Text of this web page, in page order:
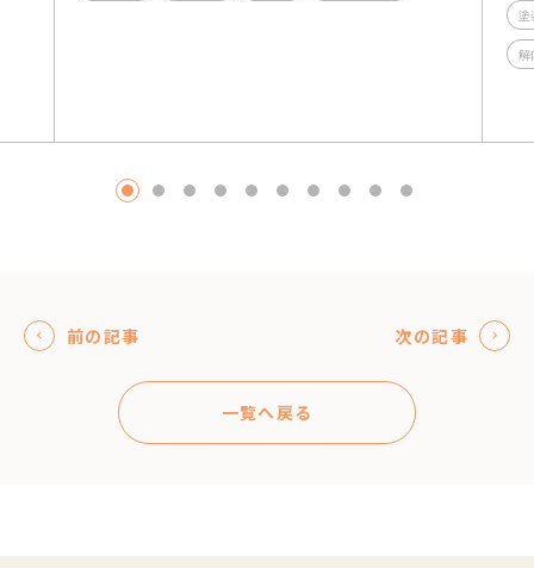
塗
解
1
2 3 4 5 6 7 8
前の記事 次の記事
一覧へ戻る